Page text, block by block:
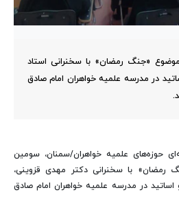
«جنگ رمضان» با سخنرانی استاد
در مدرسه علمیه خواهران امام صادق
حوزه‌های علمیه خواهران/سمنان، سومین
با سخنرانی دکتر مهدی قزوینی،
اساتید در مدرسه علمیه خواهران امام صادق